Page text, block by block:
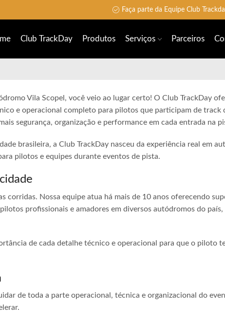
Faça parte da Equipe Club
Club TrackDay Produtos Serviços Parceiros
Vila Scopel, você veio ao lugar certo! O Club TrackDay
e operacional completo para pilotos que participam de track
segurança, organização e performance em cada entrada na
brasileira, a Club TrackDay nasceu da experiência real em
pilotos e equipes durante eventos de pista.
corridas. Nossa equipe atua há mais de 10 anos oferecendo
profissionais e amadores em diversos autódromos do
de cada detalhe técnico e operacional para que o piloto
de toda a parte operacional, técnica e organizacional do